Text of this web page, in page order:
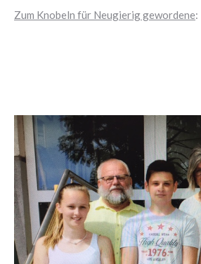
Zum Knobeln für Neugierig gewordene: